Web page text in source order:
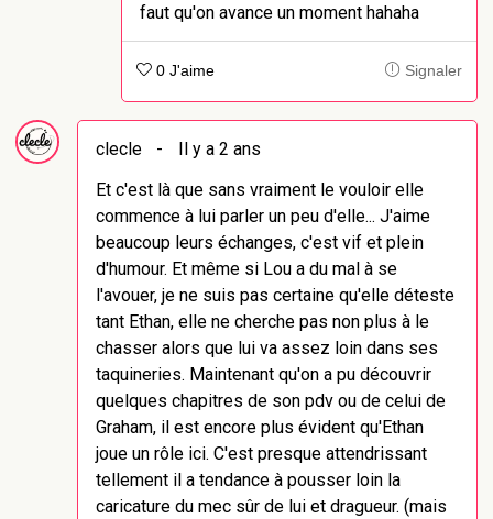
faut qu'on avance un moment hahaha
0 J'aime Signaler
clecle -
Il y a 2 ans
Et c'est là que sans vraiment le vouloir elle
commence à lui parler un peu d'elle... J'aime
beaucoup leurs échanges, c'est vif et plein
d'humour. Et même si Lou a du mal à se
l'avouer, je ne suis pas certaine qu'elle déteste
tant Ethan, elle ne cherche pas non plus à le
chasser alors que lui va assez loin dans ses
taquineries. Maintenant qu'on a pu découvrir
quelques chapitres de son pdv ou de celui de
Graham, il est encore plus évident qu'Ethan
joue un rôle ici. C'est presque attendrissant
tellement il a tendance à pousser loin la
caricature du mec sûr de lui et dragueur. (mais